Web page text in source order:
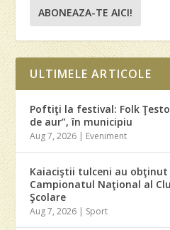
ABONEAZA-TE AICI!
ULTIMELE ARTICOLE
Poftiţi la festival: Folk
de aur”, în municipiu
Aug 7, 2026 | Eveniment
Kaiaciştii tulceni au obţinut
Campionatul Naţional al
Şcolare
Aug 7, 2026 | Sport